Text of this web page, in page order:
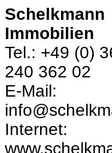
Schelkmann
Immobilien
Tel.: +49 (0)
240 362 02
E-Mail:
Internet: